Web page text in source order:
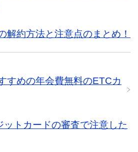
解約方法と注意点のまとめ！
すめの年会費無料のETCカ
ットカードの審査で注意した